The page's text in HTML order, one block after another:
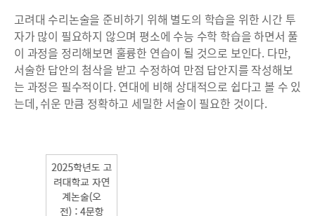
고려대 수리논술을 준비하기 위해 별도의 학습을 위한 시간 투
자가 많이 필요하지 않으며 평소에 수능 수학 학습을 하면서 풀
이 과정을 정리해보면 훌륭한 연습이 될 것으로 보인다. 다만,
서술한 답안의 첨삭을 받고 수정하여 만점 답안지를 작성해보
는 과정은 필수적이다. 연대에 비해 상대적으로 쉽다고 볼 수 있
는데, 쉬운 만큼 정확하고 세밀한 서술이 필요한 것이다.